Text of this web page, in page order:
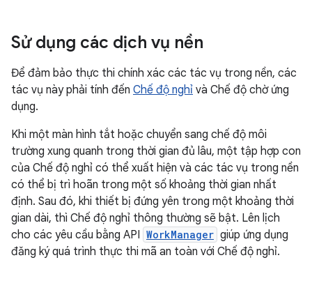
Sử dụng các dịch vụ nền
Để đảm bảo thực thi chính xác các tác vụ trong nền, các
tác vụ này phải tính đến Chế độ nghỉ và Chế độ chờ ứng
dụng.
Khi một màn hình tắt hoặc chuyển sang chế độ môi
trường xung quanh trong thời gian đủ lâu, một tập hợp con
của Chế độ nghỉ có thể xuất hiện và các tác vụ trong nền
có thể bị trì hoãn trong một số khoảng thời gian nhất
định. Sau đó, khi thiết bị đứng yên trong một khoảng thời
gian dài, thì Chế độ nghỉ thông thường sẽ bật. Lên lịch
cho các yêu cầu bằng API WorkManager giúp ứng dụng
đăng ký quá trình thực thi mã an toàn với Chế độ nghỉ.